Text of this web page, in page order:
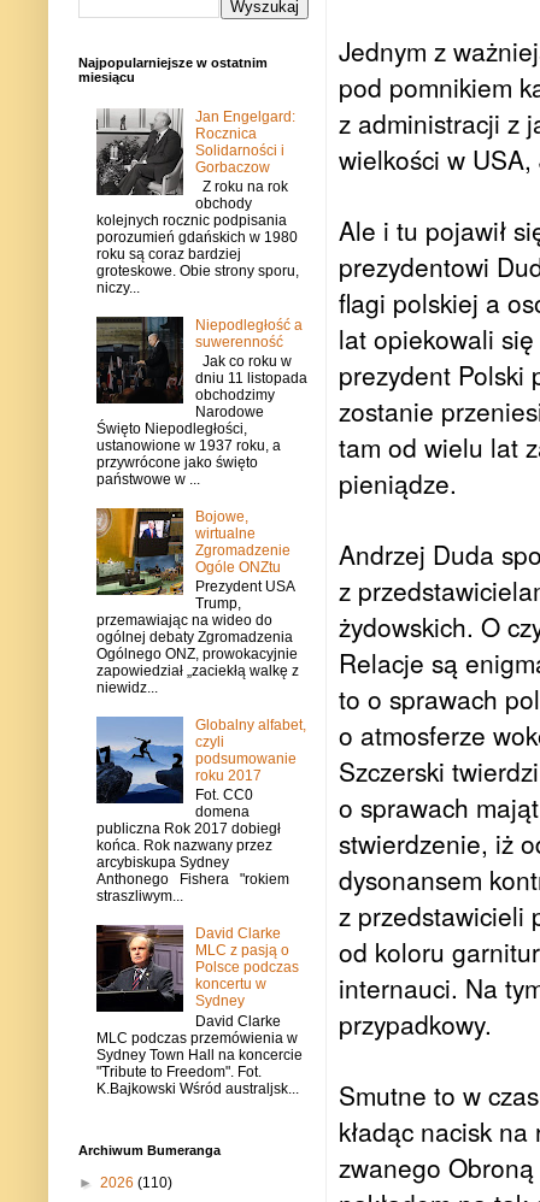
Jednym z
pod pomnikiem
z administracji z
wielkości w
Ale i tu pojawił
prezydentowi
flagi polskiej a
lat opiekowali
prezydent Polski
zostanie
tam od wielu lat
pieniądze.
Andrzej Duda
z
żydowskich. O
Relacje są
to o sprawach
o atmosferze
Szczerski
o sprawach
stwierdzenie, iż
dysonansem
z przedstawicieli
od koloru
internauci. Na
przypadkowy.
Smutne to w
kładąc nacisk
zwanego
Najpopularniejsze w ostatnim
miesiącu
Jan Engelgard:
Rocznica
Solidarności i
Gorbaczow
Z roku na rok
obchody
kolejnych rocznic podpisania
porozumień gdańskich w 1980
roku są coraz bardziej
groteskowe. Obie strony sporu,
niczy...
Niepodległość a
suwerenność
Jak co roku w
dniu 11 listopada
obchodzimy
Narodowe
Święto Niepodległości,
ustanowione w 1937 roku, a
przywrócone jako święto
państwowe w ...
Bojowe,
wirtualne
Zgromadzenie
Ogóle ONZtu
Prezydent USA
Trump,
przemawiając na wideo do
ogólnej debaty Zgromadzenia
Ogólnego ONZ, prowokacyjnie
zapowiedział „zaciekłą walkę z
niewidz...
Globalny alfabet,
czyli
podsumowanie
roku 2017
Fot. CC0
domena
publiczna Rok 2017 dobiegł
końca. Rok nazwany przez
arcybiskupa Sydney
Anthonego Fishera "rokiem
straszliwym...
David Clarke
MLC z pasją o
Polsce podczas
koncertu w
Sydney
David Clarke
MLC podczas przemówienia w
Sydney Town Hall na koncercie
"Tribute to Freedom". Fot.
K.Bajkowski Wśród australjsk...
Archiwum Bumeranga
► 2026 (110)